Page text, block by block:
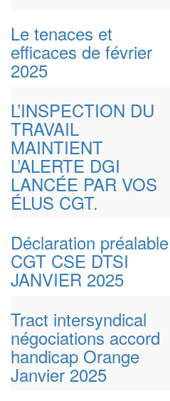
Le tenaces et
efficaces de février
2025
L’INSPECTION DU
TRAVAIL
MAINTIENT
L’ALERTE DGI
LANCÉE PAR VOS
ÉLUS CGT.
Déclaration préalable
CGT CSE DTSI
JANVIER 2025
Tract intersyndical
négociations accord
handicap Orange
Janvier 2025